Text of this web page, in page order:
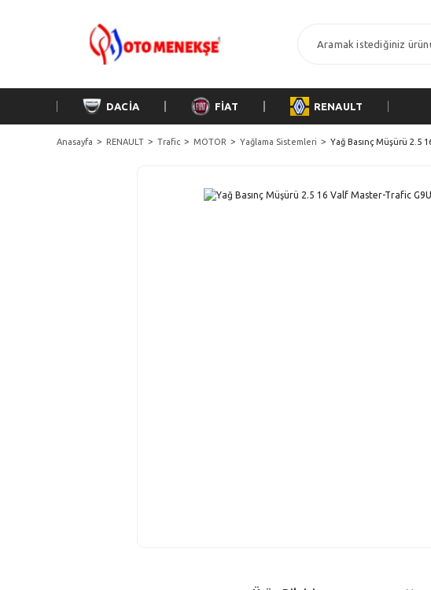
DACİA FİAT RENAULT
Anasayfa RENAULT Trafic MOTOR Yağlama Sistemleri Yağ Basınç Müşürü 2.5